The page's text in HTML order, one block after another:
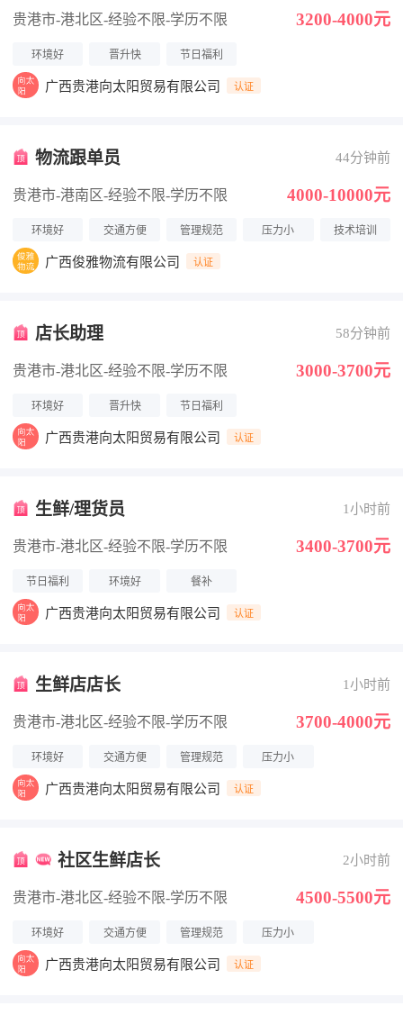
贵港市-港北区-经验不限-学历不限 3200-4000元
环境好 晋升快 节日福利
广西贵港向太阳贸易有限公司 认证
物流跟单员 44分钟前
贵港市-港南区-经验不限-学历不限 4000-10000元
环境好 交通方便 管理规范 压力小 技术培训
广西俊雅物流有限公司 认证
店长助理 58分钟前
贵港市-港北区-经验不限-学历不限 3000-3700元
环境好 晋升快 节日福利
广西贵港向太阳贸易有限公司 认证
生鲜/理货员 1小时前
贵港市-港北区-经验不限-学历不限 3400-3700元
节日福利 环境好 餐补
广西贵港向太阳贸易有限公司 认证
生鲜店店长 1小时前
贵港市-港北区-经验不限-学历不限 3700-4000元
环境好 交通方便 管理规范 压力小
广西贵港向太阳贸易有限公司 认证
社区生鲜店长 2小时前
贵港市-港北区-经验不限-学历不限 4500-5500元
环境好 交通方便 管理规范 压力小
广西贵港向太阳贸易有限公司 认证